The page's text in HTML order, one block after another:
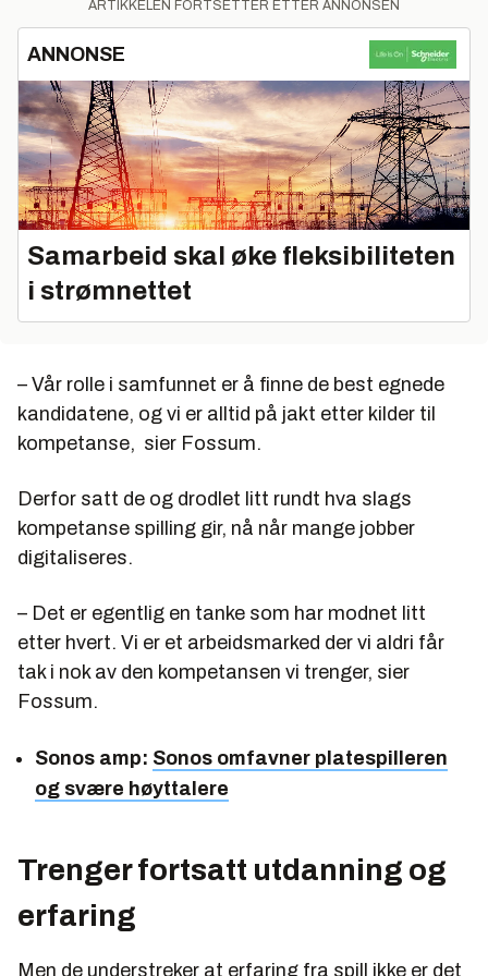
ARTIKKELEN FORTSETTER ETTER ANNONSEN
ANNONSE
Samarbeid skal øke fleksibiliteten
i strømnettet
– Vår rolle i samfunnet er å finne de best egnede
kandidatene, og vi er alltid på jakt etter kilder til
kompetanse, sier Fossum.
Derfor satt de og drodlet litt rundt hva slags
kompetanse spilling gir, nå når mange jobber
digitaliseres.
– Det er egentlig en tanke som har modnet litt
etter hvert. Vi er et arbeidsmarked der vi aldri får
tak i nok av den kompetansen vi trenger, sier
Fossum.
Sonos amp: Sonos omfavner platespilleren
og svære høyttalere
Trenger fortsatt utdanning og
erfaring
Men de understreker at erfaring fra spill ikke er det